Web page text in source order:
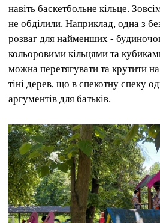
навіть баскетбольне кільце.
не обділили. Наприклад, одна з
розваг для найменших -
кольоровими кільцями та
можна перетягувати та крутити
тіні дерев, що в спекотну спеку
аргументів для батьків.